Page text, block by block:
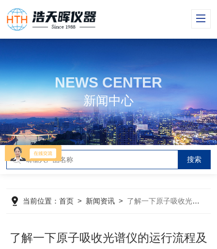
NEWS CENTER
新闻中心
当前位置：首页 > 新闻资讯 > 了解一下原子吸收光谱仪的运行流程及操作方法吧
了解一下原子吸收光谱仪的运行流程及